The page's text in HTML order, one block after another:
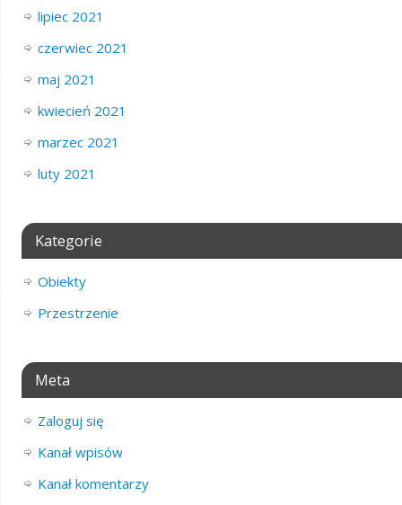
lipiec 2021
czerwiec 2021
maj 2021
kwiecień 2021
marzec 2021
luty 2021
Kategorie
Obiekty
Przestrzenie
Meta
Zaloguj się
Kanał wpisów
Kanał komentarzy